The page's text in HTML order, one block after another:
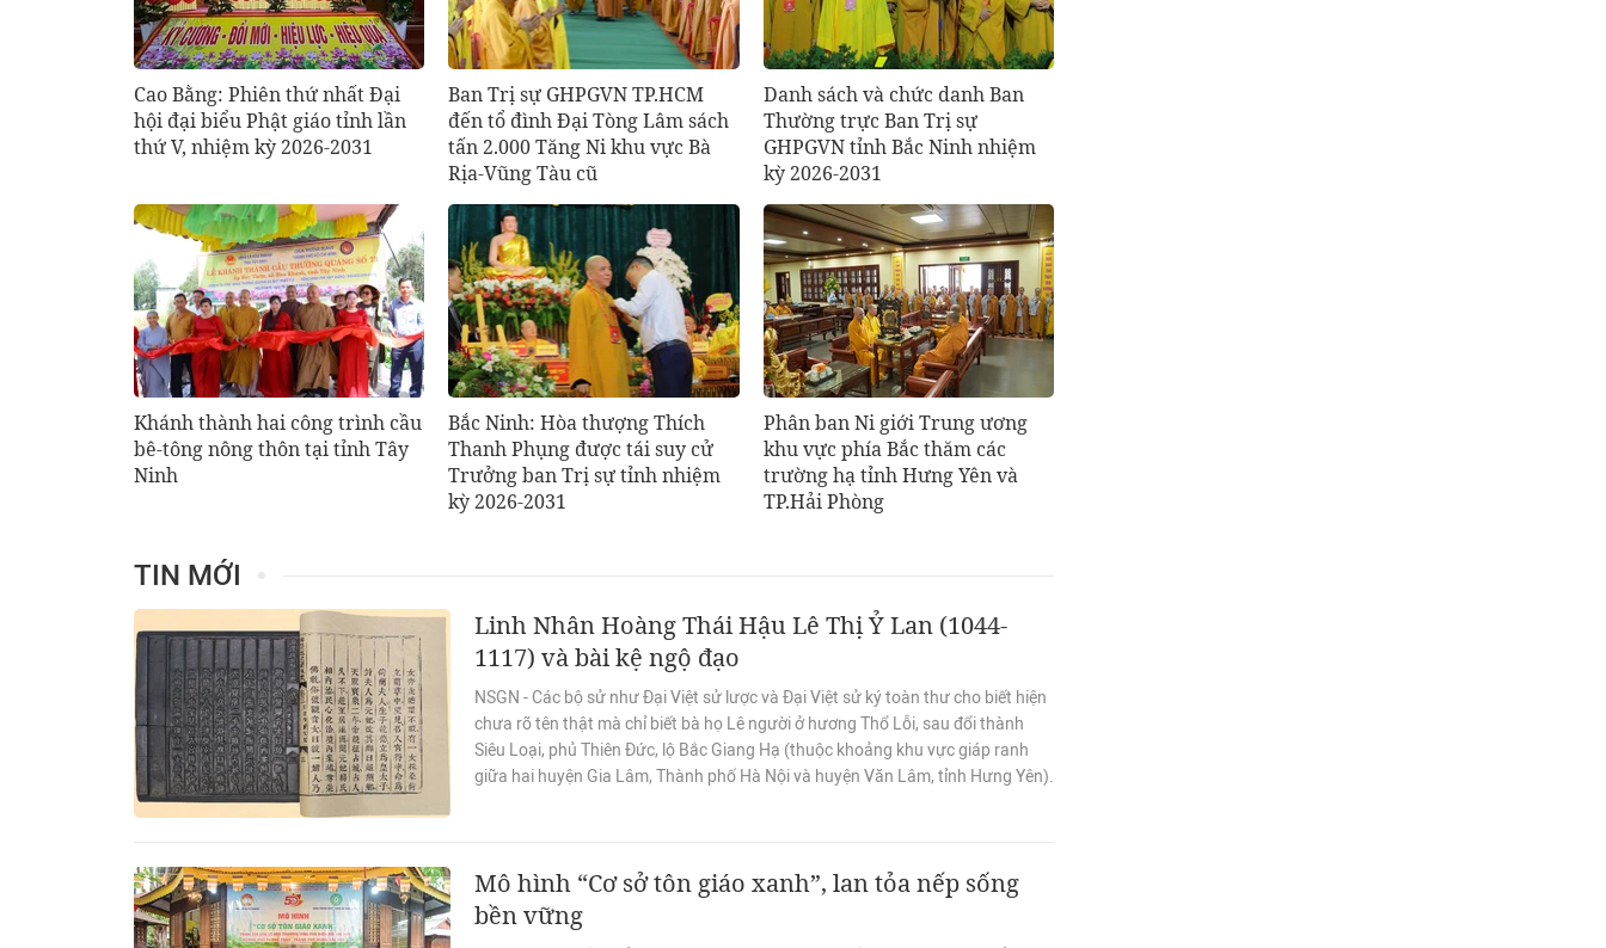
Cao Bằng: Phiên thứ nhất Đại
hội đại biểu Phật giáo tỉnh lần
thứ V, nhiệm kỳ 2026-2031
Ban Trị sự GHPGVN TP.HCM
đến tổ đình Đại Tòng Lâm sách
tấn 2.000 Tăng Ni khu vực Bà
Rịa-Vũng Tàu cũ
Danh sách và chức danh Ban
Thường trực Ban Trị sự
GHPGVN tỉnh Bắc Ninh nhiệm
kỳ 2026-2031
Khánh thành hai công trình cầu
bê-tông nông thôn tại tỉnh Tây
Ninh
Bắc Ninh: Hòa thượng Thích
Thanh Phụng được tái suy cử
Trưởng ban Trị sự tỉnh nhiệm
kỳ 2026-2031
Phân ban Ni giới Trung ương
khu vực phía Bắc thăm các
trường hạ tỉnh Hưng Yên và
TP.Hải Phòng
TIN MỚI
Linh Nhân Hoàng Thái Hậu Lê Thị Ỷ Lan (1044-
1117) và bài kệ ngộ đạo
NSGN - Các bộ sử như Đại Việt sử lược và Đại Việt sử ký toàn thư cho biết hiện
chưa rõ tên thật mà chỉ biết bà họ Lê người ở hương Thổ Lỗi, sau đổi thành
Siêu Loại, phủ Thiên Đức, lộ Bắc Giang Hạ (thuộc khoảng khu vực giáp ranh
giữa hai huyện Gia Lâm, Thành phố Hà Nội và huyện Văn Lâm, tỉnh Hưng Yên).
Mô hình “Cơ sở tôn giáo xanh”, lan tỏa nếp sống
bền vững